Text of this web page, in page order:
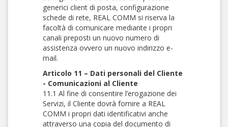
generici client di posta, configurazione
schede di rete, REAL COMM si riserva la
facoltà di comunicare mediante i propri
canali preposti un nuovo numero di
assistenza ovvero un nuovo indirizzo e-
mail.
Articolo 11 – Dati personali del Cliente
- Comunicazioni al Cliente
11.1 Al fine di consentire l’erogazione dei
Servizi, il Cliente dovrà fornire a REAL
COMM i propri dati identificativi anche
attraverso una copia del documento di